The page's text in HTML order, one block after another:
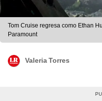
Tom Cruise regresa como Ethan
Paramount
Valeria Torres